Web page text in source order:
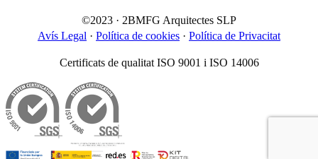
©2023 · 2BMFG Arquitectes SLP
Avís Legal · Política de cookies · Política de Privacitat
Certificats de qualitat ISO 9001 i ISO 14006